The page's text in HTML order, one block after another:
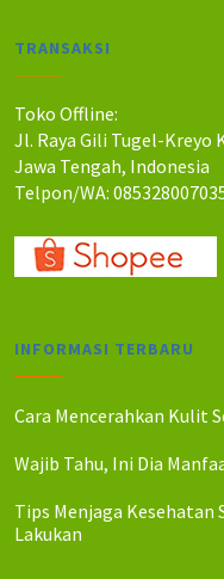
TRANSAKSI
Toko Offline:
Jl. Raya Gili Tugel-Kreyo
Jawa Tengah, Indonesia
Telpon/WA:
INFORMASI TERBARU
Cara Mencerahkan Kulit
Wajib Tahu, Ini Dia
Tips Menjaga Kesehatan
Lakukan